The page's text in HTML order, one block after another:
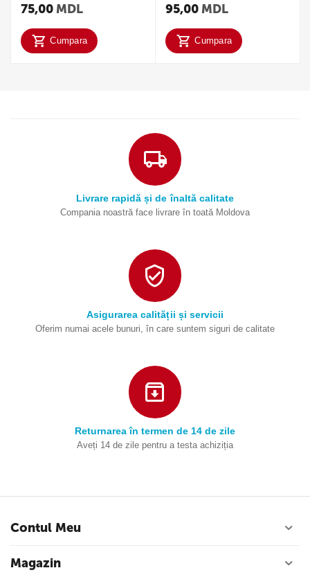
75,00 MDL
Cumpara
95,00 MDL
Cumpara
Livrare rapidă și de înaltă calitate
Compania noastră face livrare în toată Moldova
Asigurarea calității și servicii
Oferim numai acele bunuri, în care suntem siguri de calitate
Returnarea în termen de 14 de zile
Aveți 14 de zile pentru a testa achiziția
Contul Meu
Magazin